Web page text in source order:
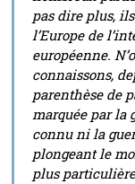
pas dire plus,
l’Europe de
européenne.
connaissons,
parenthèse de
marquée par la
connu ni la
plongeant le
plus